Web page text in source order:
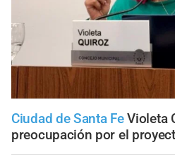
Ciudad de Santa Fe Violeta
preocupación por el